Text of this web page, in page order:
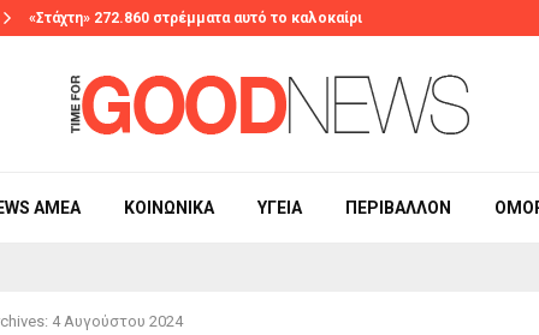
«Στάχτη» 272.860 στρέμματα αυτό το καλοκαίρι
ΑΜΕΑ ΚΟΙΝΩΝΙΚΆ ΥΓΕΊΑ ΠΕΡΙΒΆΛΛΟΝ
4 Αυγούστου 2024